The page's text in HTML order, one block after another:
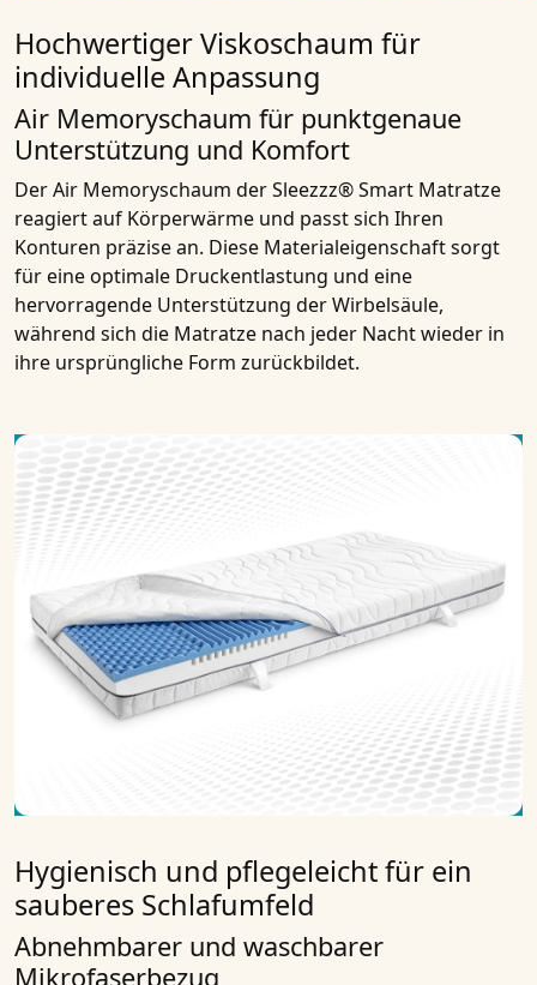
Hochwertiger Viskoschaum für
individuelle Anpassung
Air Memoryschaum für punktgenaue
Unterstützung und Komfort
Der Air Memoryschaum der Sleezzz® Smart Matratze
reagiert auf Körperwärme und passt sich Ihren
Konturen präzise an. Diese Materialeigenschaft sorgt
für eine optimale Druckentlastung und eine
hervorragende Unterstützung der Wirbelsäule,
während sich die Matratze nach jeder Nacht wieder in
ihre ursprüngliche Form zurückbildet.
Hygienisch und pflegeleicht für ein
sauberes Schlafumfeld
Abnehmbarer und waschbarer
Mikrofaserbezug